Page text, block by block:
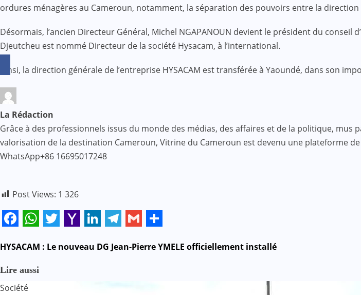
ordures ménagères au Cameroun, notamment, la séparation des pouvoirs entre la
Désormais, l’ancien Directeur Général, Michel NGAPANOUN devient le président du conseil
Djeutcheu est nommé Directeur de la société Hysacam, à l’international.
Ainsi, la direction générale de l’entreprise HYSACAM est transférée à Yaoundé, dans son
La Rédaction
Grâce à des professionnels issus du monde des médias, des affaires et de la politique,
valorisation de la destination Cameroun, Vitrine du Cameroun est devenu une plateforme
WhatsApp+86 16695017248
Post Views: 1 326
Mail
N
a
HYSACAM : Le nouveau DG Jean-Pierre YMELE officiellement installé
Lire aussi
Société